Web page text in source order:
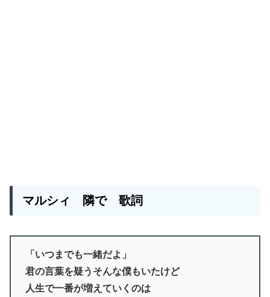
マルシィ 隣で 歌詞
「いつまでも一緒だよ」
君の言葉を疑うそんな僕もいたけど
人生で一番が増えていくのは